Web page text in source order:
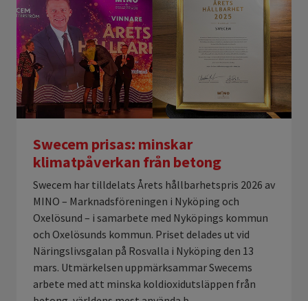
Swecem prisas: minskar
klimatpåverkan från betong
Swecem har tilldelats Årets hållbarhetspris 2026 av
MINO – Marknadsföreningen i Nyköping och
Oxelösund – i samarbete med Nyköpings kommun
och Oxelösunds kommun. Priset delades ut vid
Näringslivsgalan på Rosvalla i Nyköping den 13
mars. Utmärkelsen uppmärksammar Swecems
arbete med att minska koldioxidutsläppen från